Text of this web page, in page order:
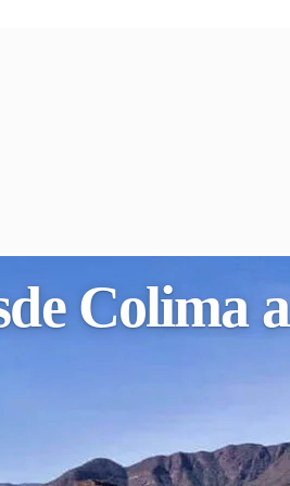
Colima a